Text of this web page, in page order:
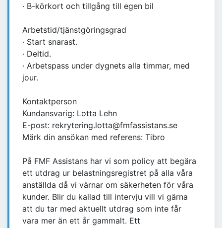
· B-körkort och tillgång till egen bil
Arbetstid/tjänstgöringsgrad
· Start snarast.
· Deltid.
· Arbetspass under dygnets alla timmar, med
jour.
Kontaktperson
Kundansvarig: Lotta Lehn
E-post: rekrytering.lotta@fmfassistans.se
Märk din ansökan med referens: Tibro
På FMF Assistans har vi som policy att begära
ett utdrag ur belastningsregistret på alla våra
anställda då vi värnar om säkerheten för våra
kunder. Blir du kallad till intervju vill vi gärna
att du tar med aktuellt utdrag som inte får
vara mer än ett år gammalt. Ett